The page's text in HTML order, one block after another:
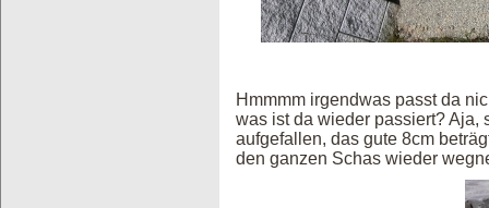
Hmmmm irgendwas passt da
was ist da wieder passiert? Aja,
aufgefallen, das gute 8cm
den ganzen Schas wieder